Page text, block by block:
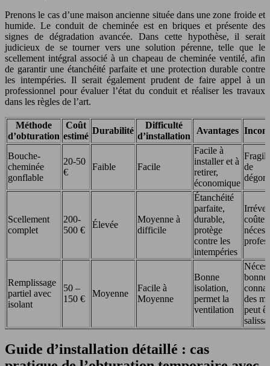
Prenons le cas d’une maison ancienne située dans une zone froide et
humide. Le conduit de cheminée est en briques et présente des
signes de dégradation avancée. Dans cette hypothèse, il serait
judicieux de se tourner vers une solution pérenne, telle que le
scellement intégral associé à un chapeau de cheminée ventilé, afin
de garantir une étanchéité parfaite et une protection durable contre
les intempéries. Il serait également prudent de faire appel à un
professionnel pour évaluer l’état du conduit et réaliser les travaux
dans les règles de l’art.
Méthode
d’obturation
Coût
estimé
Durabilité
Difficulté
d’installation
Avantages
Bouche-
cheminée
gonflable
20-50
€
Faible Facile
Facile à
installer et à
retirer,
économique
de
Scellement
complet
200-
500 €
Élevée
Moyenne à
difficile
Étanchéité
parfaite,
durable,
protège
contre les
intempéries
Remplissage
partiel avec
isolant
50 –
150 €
Moyenne
Facile à
Moyenne
Bonne
isolation,
permet la
ventilation
bonne
des
peut
Guide d’installation détaillé : cas